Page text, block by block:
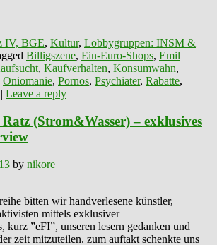
IV, BGE, Kultur, Lobbygruppen: INSM &
Billigszene, Ein-Euro-Shops, Emil
, Kaufverhalten, Konsumwahn,
Oniomanie, Pornos, Psychiater, Rabatte,
| Leave a reply
(Strom&Wasser) – exklusives
by nikore
bitten wir handverlesene künstler,
mittels exklusiver
kurz ”eFI”, unseren lesern gedanken und
zeit mitzuteilen. zum auftakt schenkte uns